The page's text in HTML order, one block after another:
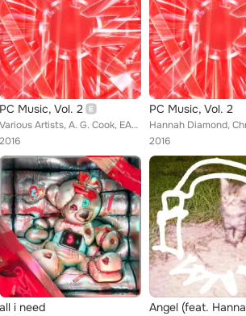
PC Music, Vol. 2
Various Artists, A. G. Cook, EASYFUN, Life Sim, Danny L Harle, GFOTY, Hannah Diamond, felicita, Chris Lee (Li Yuchun) feat. Noon...
2016
PC Music, Vol. 2
2016
all i need